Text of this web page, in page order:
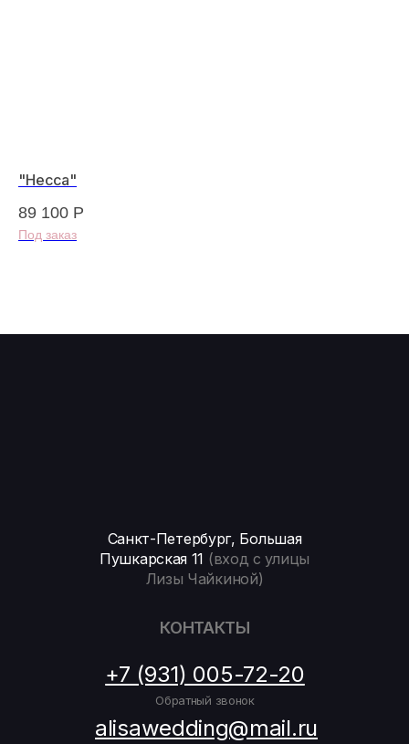
"Несса"
89 100 Р
КОНТАКТЫ
+7 (931) 005-72-20
Обратный звонок
alisawedding@mail.ru
Санкт-Петербург, Большая
Пушкарская 11 (вход с улицы
Лизы Чайкиной)